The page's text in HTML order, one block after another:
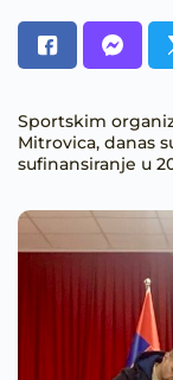
Sportskim
Mitrovica, danas
sufinansiranje u